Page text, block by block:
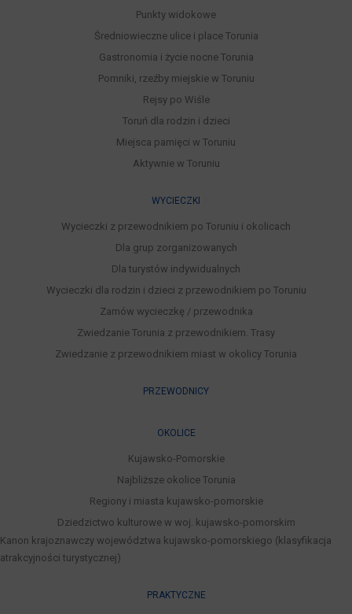
Punkty widokowe
Średniowieczne ulice i place Torunia
Gastronomia i życie nocne Torunia
Pomniki, rzeźby miejskie w Toruniu
Rejsy po Wiśle
Toruń dla rodzin i dzieci
Miejsca pamięci w Toruniu
Aktywnie w Toruniu
WYCIECZKI
Wycieczki z przewodnikiem po Toruniu i okolicach
Dla grup zorganizowanych
Dla turystów indywidualnych
Wycieczki dla rodzin i dzieci z przewodnikiem po Toruniu
Zamów wycieczkę / przewodnika
Zwiedzanie Torunia z przewodnikiem. Trasy
Zwiedzanie z przewodnikiem miast w okolicy Torunia
PRZEWODNICY
OKOLICE
Kujawsko-Pomorskie
Najbliższe okolice Torunia
Regiony i miasta kujawsko-pomorskie
Dziedzictwo kulturowe w woj. kujawsko-pomorskim
Kanon krajoznawczy województwa kujawsko-pomorskiego (klasyfikacja
atrakcyjności turystycznej)
PRAKTYCZNE